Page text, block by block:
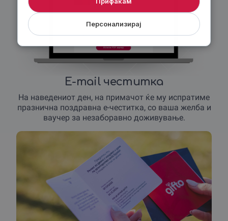
E-mail честитка
На наведениот ден, на примачот ќе му испратиме
празнична поздравна е-честитка, со ваша желба и
ваучер за незаборавно доживување.
Персонализирај